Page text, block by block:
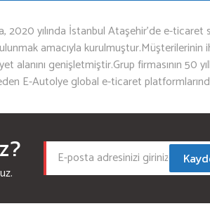
2020 yılında İstanbul Ataşehir’de e-
amacıyla
alanını genişletmiştir.Grup firmasının 50
E-Autolye global e-ticaret